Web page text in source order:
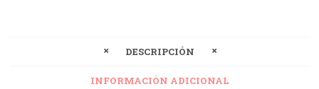
DESCRIPCIÓN
INFORMACIÓN ADICIONAL